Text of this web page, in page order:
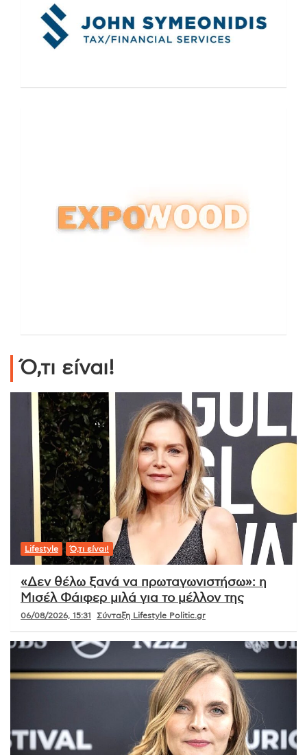
Ό,τι είναι!
Lifestyle Ό,τι είναι!
«Δεν θέλω ξανά να πρωταγωνιστήσω»: η
Μισέλ Φάιφερ μιλά για το μέλλον της
06/08/2026, 15:31 Σύνταξη Lifestyle Politic.gr